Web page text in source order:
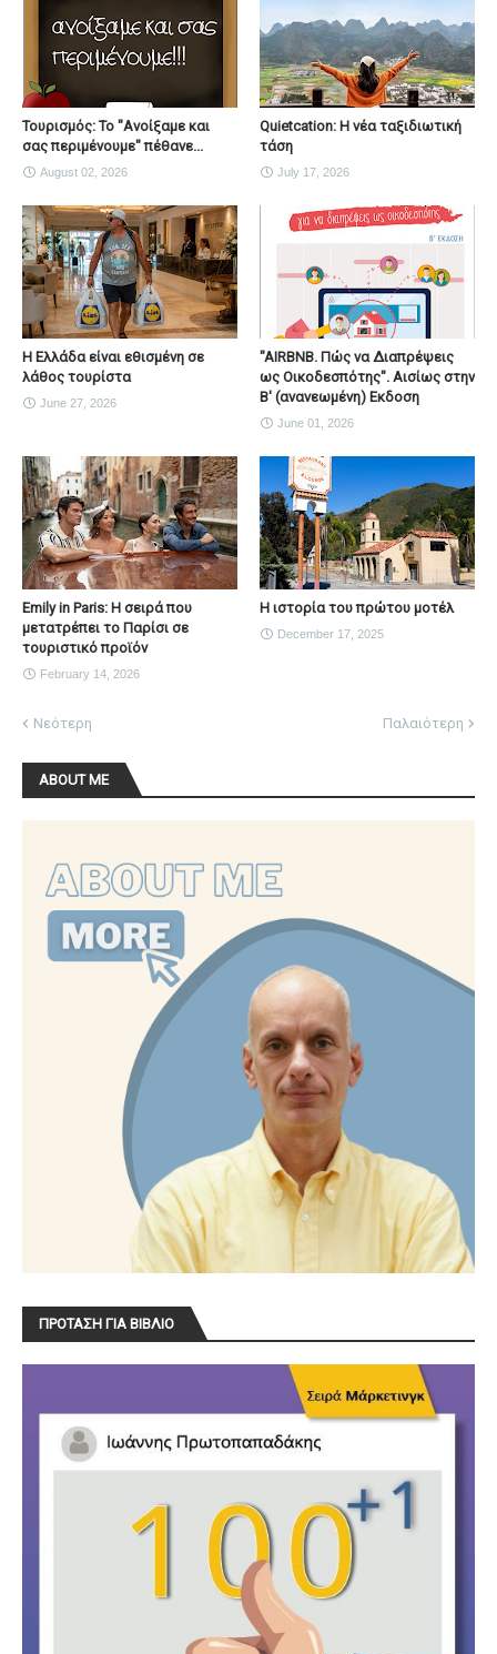
Τουρισμός: Το "Ανοίξαμε και
σας περιμένουμε" πέθανε...
August 02, 2026
Quietcation: Η νέα ταξιδιωτική
τάση
July 17, 2026
Η Ελλάδα είναι εθισμένη σε
λάθος τουρίστα
June 27, 2026
"AIRBNB. Πώς να Διαπρέψεις
ως Οικοδεσπότης". Αισίως στην
Β' (ανανεωμένη) Εκδοση
June 01, 2026
Emily in Paris: Η σειρά που
μετατρέπει το Παρίσι σε
τουριστικό προϊόν
February 14, 2026
Η ιστορία του πρώτου μοτέλ
December 17, 2025
Νεότερη Παλαιότερη
ABOUT ME
ΠΡΟΤΑΣΗ ΓΙΑ ΒΙΒΛΙΟ